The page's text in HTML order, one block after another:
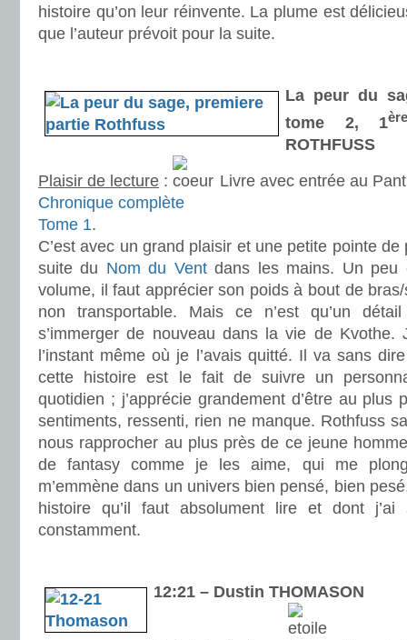
histoire qu’on leur réinvente. La plume est
que l’auteur prévoit pour la suite.
La peur du
tome 2, 1
ROTHFUSS
Plaisir de lecture :
Livre avec entrée au
Chronique complète
Tome 1.
C’est avec un grand plaisir et une petite pointe de
suite du Nom du Ventdans les mains. Un peu
volume, il faut apprécier son poids à bout de
non transportable. Mais ce n’est qu’un
s’immerger de nouveau dans la vie de Kvothe.
l’instant même où je l’avais quitté. Il va sans
cette histoire est le fait de suivre un
quotidien ; j’apprécie grandement d’être au plus
sentiments, ressenti, rien ne manque. Rothfuss
nous rapprocher au plus près de ce jeune
de fantasy comme je les aime, qui me
m’emmène dans un univers bien pensé, bien
histoire qu’il faut absolument lire et dont
constamment.
12:21 – Dustin THOMASON